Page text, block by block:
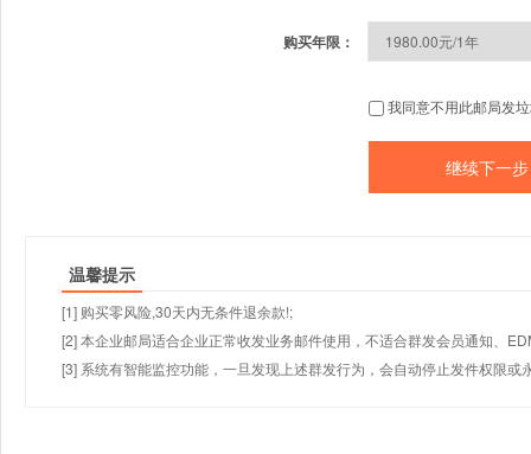
购买年限：
我同意不用此邮局发
温馨提示
[1] 购买零风险,30天内无条件退余款!;
[2] 本企业邮局适合企业正常收发业务邮件使用，不适合群发会员通知、
[3] 系统有智能监控功能，一旦发现上述群发行为，会自动停止发件权限或